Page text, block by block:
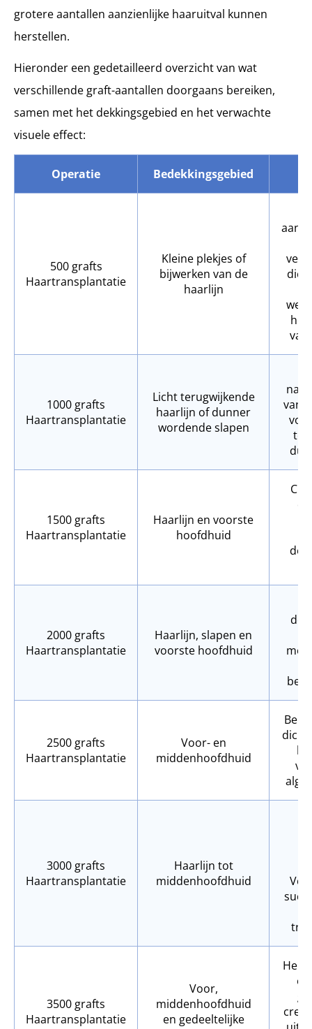
grotere aantallen aanzienlijke haaruitval kunnen
herstellen.
Hieronder een gedetailleerd overzicht van wat
verschillende graft-aantallen doorgaans bereiken,
samen met het dekkingsgebied en het verwachte
visuele effect:
Operatie Bedekkingsgebied
500 grafts
Haartransplantatie
Kleine plekjes of
bijwerken van de
haarlijn
het
van
1000 grafts
Haartransplantatie
Licht terugwijkende
haarlijn of dunner
wordende slapen
van
1500 grafts
Haartransplantatie
Haarlijn en voorste
hoofdhuid
2000 grafts
Haartransplantatie
Haarlijn, slapen en
voorste hoofdhuid
2500 grafts
Haartransplantatie
Voor- en
middenhoofdhuid
3000 grafts
Haartransplantatie
Haarlijn tot
middenhoofdhuid
3500 grafts
Haartransplantatie
Voor,
middenhoofdhuid
en gedeeltelijke